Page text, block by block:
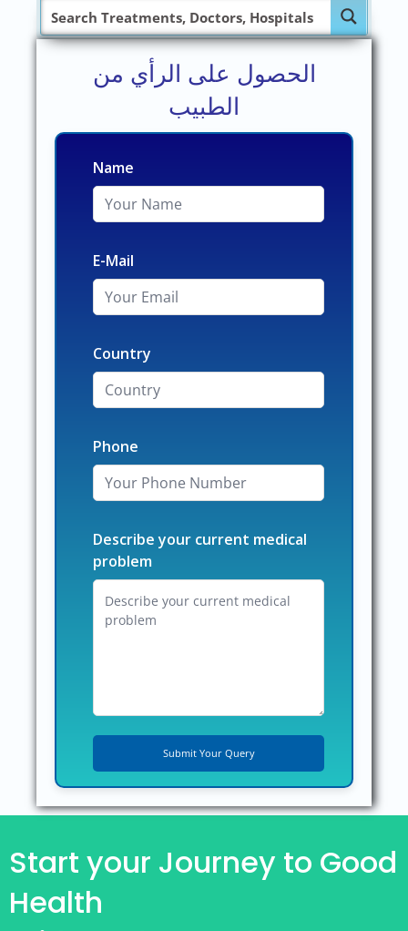
الحصول على الرأي من
الطبيب
Name
E-Mail
Country
Phone
Describe your current medical
problem
Start your Journey to Good
Health